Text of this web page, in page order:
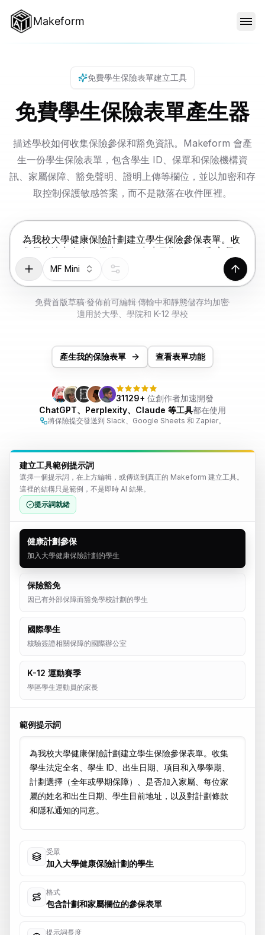
Makeform
功能特色
部落格
價格
登入
免費試用
免費學生保險表單建立工具
免費學生保險表單產生器
描述學校如何收集保險參保和豁免資訊。Makeform 會產
生一份學生保險表單，包含學生 ID、保單和保險機構資
訊、家屬保障、豁免聲明、證明上傳等欄位，並以加密和存
取控制保護敏感答案，而不是散落在收件匣裡。
按 Enter 提交，Shift+Enter 換行
MF Mini 產生
免費首版草稿·發佈前可編輯·傳輸中和靜態儲存均加密·
適用於大學、學院和 K-12 學校
產生我的保險表單 查看表單功能
31129+ 位創作者加速開發
ChatGPT、Perplexity、Claude 等工具都在使用
將保險提交發送到 Slack、Google Sheets 和 Zapier。
建立工具範例提示詞
選擇一個提示詞，在上方編輯，或傳送到真正的 Makeform 建立工具。
這裡的結構只是範例，不是即時 AI 結果。
提示詞就緒
健康計劃參保
加入大學健康保險計劃的學生
保險豁免
因已有外部保障而豁免學校計劃的學生
國際學生
核驗簽證相關保障的國際辦公室
K-12 運動賽季
學區學生運動員的家長
範例提示詞
受眾
加入大學健康保險計劃的學生
格式
包含計劃和家屬欄位的參保表單
提示詞長度